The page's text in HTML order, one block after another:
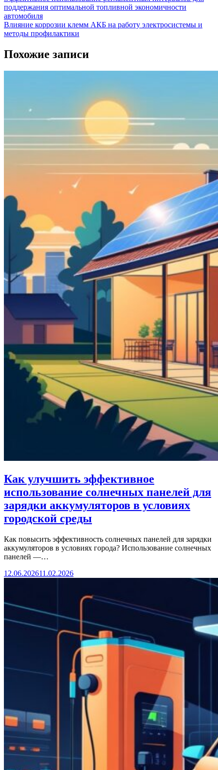
поддержания оптимальной топливной экономичности
автомобиля
Влияние коррозии клемм АКБ на работу электросистемы и
методы профилактики
Похожие записи
Как улучшить эффективное
использование солнечных панелей для
зарядки аккумуляторов в условиях
городской среды
Как повысить эффективность солнечных панелей для зарядки
аккумуляторов в условиях города? Использование солнечных
панелей —…
12.06.202611.02.2026